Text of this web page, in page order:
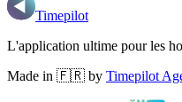
Timepilot
L'application ultime pour les
Made in 🇫🇷 by Timepilot